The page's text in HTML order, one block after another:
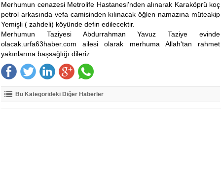
Merhumun cenazesi Metrolife Hastanesi'nden alınarak Karaköprü koç
petrol arkasında vefa camisinden kılınacak öğlen namazına müteakip
Yemişli ( zahdeli) köyünde defin edilecektir.
Merhumun Taziyesi Abdurrahman Yavuz Taziye evinde
olacak.urfa63haber.com ailesi olarak merhuma Allah'tan rahmet
yakınlarına başsağlığı dileriz
Bu Kategorideki Diğer Haberler